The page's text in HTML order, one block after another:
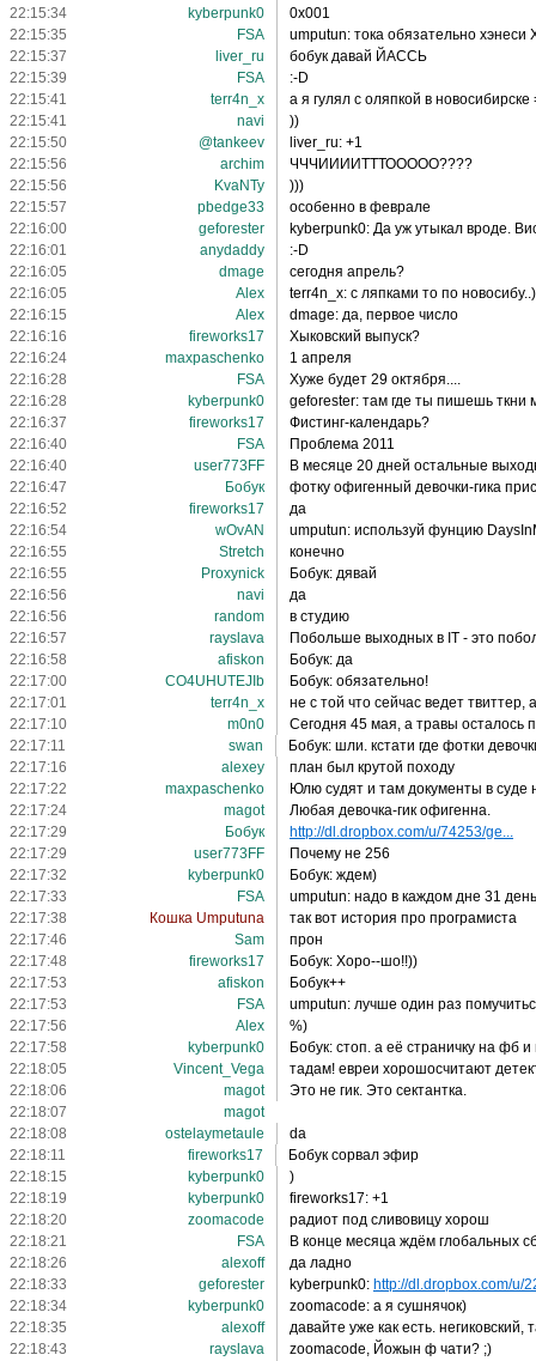
22:15:34 kyberpunk0
0x001
22:15:35
FSA
umputun: тока обязательно хэнеси
22:15:37
liver_ru
бобук давай ЙАССЬ
22:15:39
FSA
:-D
22:15:41
terr4n_x
а я гулял с оляпкой в новосибирске
22:15:41
navi
))
22:15:50
@tankeev
liver_ru: +1
22:15:56
archim
ЧЧЧИИИИТТТООООО????
22:15:56
KvaNTy
)))
22:15:57
pbedge33
особенно в феврале
22:16:00
geforester
kyberpunk0: Да уж утыкал вроде.
22:16:01
anydaddy
:-D
22:16:05
dmage
сегодня апрель?
22:16:05
Alex
terr4n_x: с ляпками то по новосибу..)
22:16:15
Alex
dmage: да, первое число
22:16:16
fireworks17
Хыковский выпуск?
22:16:24
maxpaschenko
1 апреля
22:16:28
FSA
Хуже будет 29 октября....
22:16:28
kyberpunk0
geforester: там где ты пишешь ткни
22:16:37
fireworks17
Фистинг-календарь?
22:16:40
FSA
Проблема 2011
22:16:40
user773FF
В месяце 20 дней остальные
22:16:47
Бобук
фотку офигенный девочки-гика
22:16:52
fireworks17
да
22:16:54
wOvAN
umputun: используй фунцию
22:16:55
Stretch
конечно
22:16:55
Proxynick
Бобук: дявай
22:16:56
navi
да
22:16:56
random
в студию
22:16:57
rayslava
Побольше выходных в IT - это
22:16:58
afiskon
Бобук: да
22:17:00
CO4UHUTEJIb
Бобук: обязательно!
22:17:01
terr4n_x
не с той что сейчас ведет твиттер,
22:17:10
m0n0
Сегодня 45 мая, а травы осталось
22:17:11
swan
Бобук: шли. кстати где фотки
22:17:16
alexey
план был крутой походу
22:17:22
maxpaschenko
Юлю судят и там документы в суде
22:17:24
magot
Любая девочка-гик офигенна.
22:17:29
Бобук
http://dl.dropbox.com/u/74253/ge...
22:17:29
user773FF
Почему не 256
22:17:32
kyberpunk0
Бобук: ждем)
22:17:33
FSA
umputun: надо в каждом дне 31
22:17:38
Кошка Umputuna
так вот история про програмиста
22:17:46
Sam
прон
22:17:48
fireworks17
Бобук: Хоро--шо!!))
22:17:53
afiskon
Бобук++
22:17:53
FSA
umputun: лучше один раз
22:17:56
Alex
%)
22:17:58
kyberpunk0
Бобук: стоп. а её страничку на фб
22:18:05
Vincent_Vega
тадам! евреи хорошосчитают
22:18:06
magot
Это не гик. Это сектантка.
22:18:07
magot
22:18:08
ostelaymetaule
da
22:18:11
fireworks17
Бобук сорвал эфир
22:18:15
kyberpunk0
)
22:18:19
kyberpunk0
fireworks17: +1
22:18:20
zoomacode
радиот под сливовицу хорош
22:18:21
FSA
В конце месяца ждём глобальных
22:18:26
alexoff
да ладно
22:18:33
geforester kyberpunk0: http://dl.dropbox.com/u/
22:18:34
kyberpunk0
zoomacode: а я сушнячок)
22:18:35
alexoff
давайте уже как есть. негиковский,
22:18:43
rayslava
zoomacode, Йожын ф чати? ;)